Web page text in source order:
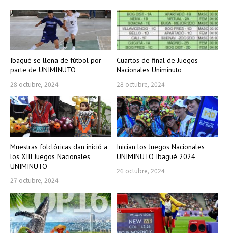
Ibagué se llena de fútbol por
parte de UNIMINUTO
28 octubre, 2024
Cuartos de final de Juegos
Nacionales Uniminuto
28 octubre, 2024
Muestras folclóricas dan inició a
los XIII Juegos Nacionales
UNIMINUTO
27 octubre, 2024
Inician los Juegos Nacionales
UNIMINUTO Ibagué 2024
26 octubre, 2024